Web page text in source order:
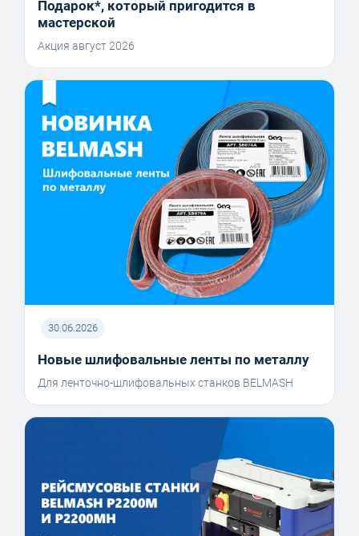
Подарок*, который пригодится в
мастерской
Акция август 2026
30.06.2026
Новые шлифовальные ленты по металлу
Для ленточно-шлифовальных станков BELMASH